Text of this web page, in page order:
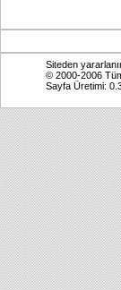
Siteden
© 2000-2006
Sayfa Üretimi: